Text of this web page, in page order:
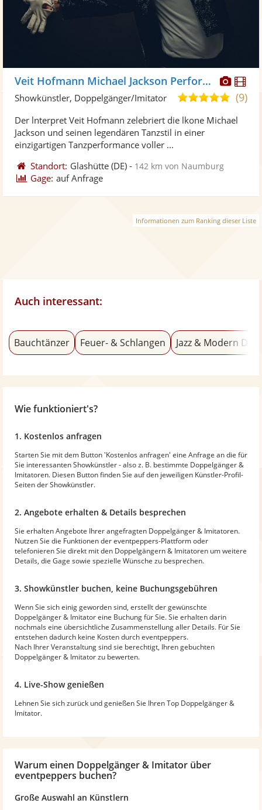
Fotos
Veit Hofmann Michael Jackson Performance
5,0
5
(9)
Showkünstler, Doppelgänger/Imitator
Der lnterpret Veit Hofmann zelebriert die lkone Michael
Jackson und seinen legendären Tanzstil in einer
einzigartigen Tanzperformance voller ...
Standort: Glashütte (DE) - 142 km von Naumburg
Gage: auf Anfrage
Informationen zum Ranking dieser Liste
Auch interessant:
Bauchtänzer Feuer- & Schlangen Jazz & Modern
Wie funktioniert's?
1. Kostenlos anfragen
Starten Sie mit dem Button 'Kostenlos anfragen' eine Anfrage an die für
Sie interessanten Showkünstler - also z. B. bestimmte Doppelgänger &
Imitatoren. Diesen Button finden Sie auf den jeweiligen Künstler-Profil-
Seiten der Showkünstler.
2. Angebote erhalten & Details besprechen
Sie erhalten Angebote Ihrer angefragten Doppelgänger & Imitatoren.
Nutzen Sie die Funktionen der eventpeppers-Plattform oder
telefonieren Sie direkt mit den Doppelgängern & Imitatoren um weitere
Details, die Gage sowie spezielle Wünsche zu besprechen.
3. Showkünstler buchen, keine Buchungsgebühren
Wenn Sie sich einig geworden sind, erstellt der gewünschte
Doppelgänger & Imitator eine Buchung für Sie. Sie erhalten darin
nochmals eine übersichtliche Zusammenstellung aller Details. Für Sie
entstehen dadurch keine Kosten durch eventpeppers.
Nach Ihrer Veranstaltung sind sie berechtigt, Ihren gebuchten
Doppelgänger & Imitator zu bewerten.
4. Live-Show genießen
Lehnen Sie sich zurück und genießen Sie Ihren Top Doppelgänger &
Imitator.
Warum einen Doppelgänger & Imitator über
eventpeppers buchen?
Große Auswahl an Künstlern